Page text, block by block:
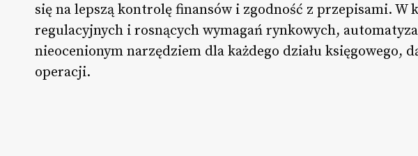
się na lepszą kontrolę finansów i zgodność z przepisami. W
regulacyjnych i rosnących wymagań rynkowych,
nieocenionym narzędziem dla każdego działu księgowego,
operacji.